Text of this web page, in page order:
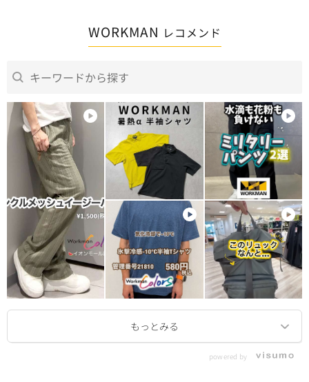
WORKMAN レコメンド
powered by